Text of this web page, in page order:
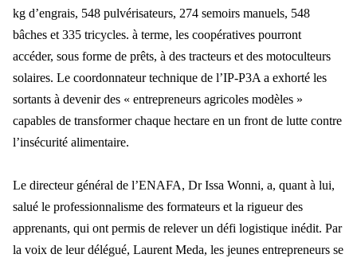
kg d’engrais, 548 pulvérisateurs, 274 semoirs manuels, 548
bâches et 335 tricycles. à terme, les coopératives pourront
accéder, sous forme de prêts, à des tracteurs et des motoculteurs
solaires. Le coordonnateur technique de l’IP-P3A a exhorté les
sortants à devenir des « entrepreneurs agricoles modèles »
capables de transformer chaque hectare en un front de lutte contre
l’insécurité alimentaire.
Le directeur général de l’ENAFA, Dr Issa Wonni, a, quant à lui,
salué le professionnalisme des formateurs et la rigueur des
apprenants, qui ont permis de relever un défi logistique inédit. Par
la voix de leur délégué, Laurent Meda, les jeunes entrepreneurs se